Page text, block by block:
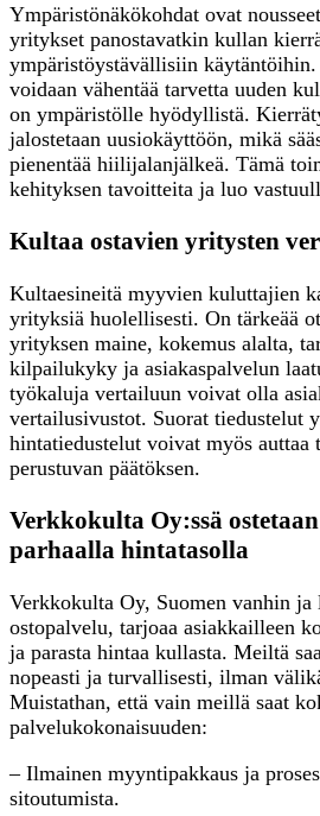
Ympäristönäkökohdat ovat
yritykset panostavatkin kullan
ympäristöystävällisiin
voidaan vähentää tarvetta uuden
on ympäristölle hyödyllistä.
jalostetaan uusiokäyttöön, mikä
pienentää hiilijalanjälkeä. Tämä
kehityksen tavoitteita ja luo
Kultaa ostavien yritysten
Kultaesineitä myyvien kuluttajien
yrityksiä huolellisesti. On tärkeää
yrityksen maine, kokemus alalta,
kilpailukyky ja asiakaspalvelun
työkaluja vertailuun voivat olla
vertailusivustot. Suorat tiedustelut
hintatiedustelut voivat myös auttaa
perustuvan päätöksen.
Verkkokulta Oy:ssä
parhaalla hintatasolla
Verkkokulta Oy, Suomen vanhin
ostopalvelu, tarjoaa asiakkailleen
ja parasta hintaa kullasta. Meiltä
nopeasti ja turvallisesti, ilman
Muistathan, että vain meillä saat
palvelukokonaisuuden:
– Ilmainen myyntipakkaus ja
sitoutumista.